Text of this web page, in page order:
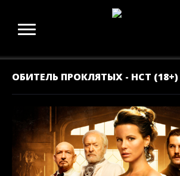
ОБИТЕЛЬ ПРОКЛЯТЫХ - НСТ (18+)